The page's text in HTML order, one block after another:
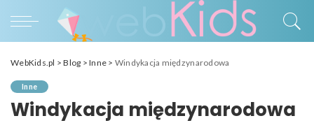
WebKids.pl >Blog >Inne > Windykacja międzynarodowa
Inne
Windykacja międzynarodowa